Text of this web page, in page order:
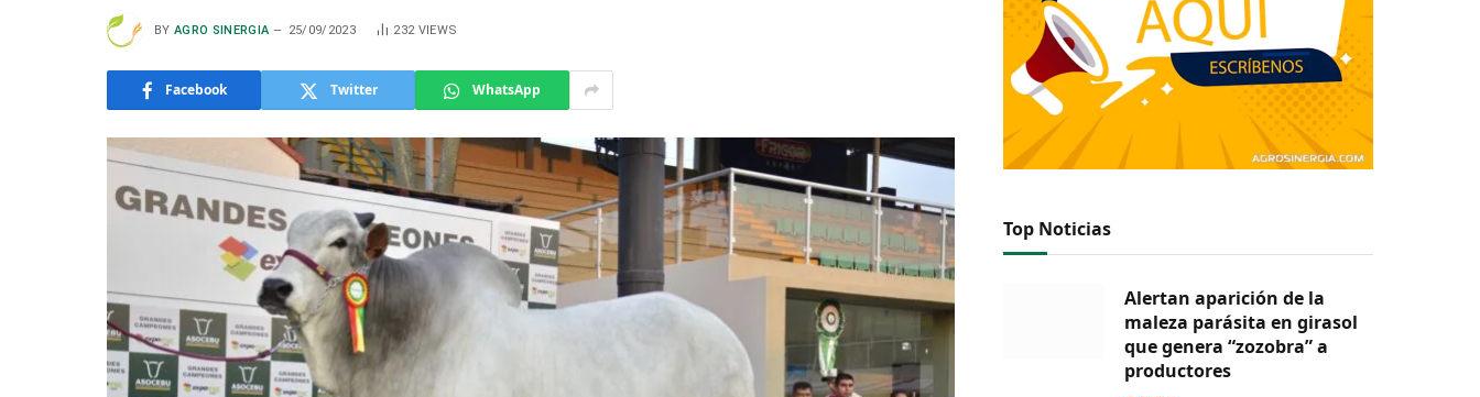
BY AGRO SINERGIA 25/09/2023 232 VIEWS
Facebook Twitter WhatsApp
Top Noticias
Alertan aparición de la
maleza parásita en girasol
que genera “zozobra” a
productores